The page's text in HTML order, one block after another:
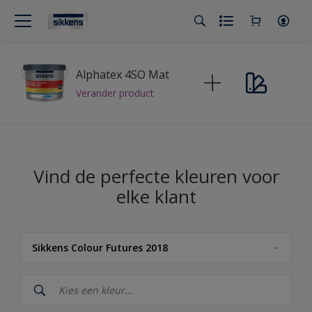
Alphatex 4SO Mat
Verander product
Vind de perfecte kleuren voor
elke klant
Sikkens Colour Futures 2018
Sikkens